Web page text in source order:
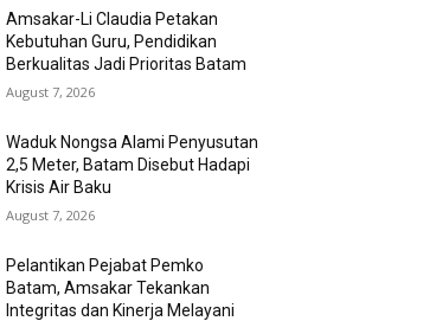
Amsakar-Li Claudia Petakan
Kebutuhan Guru, Pendidikan
Berkualitas Jadi Prioritas Batam
August 7, 2026
Waduk Nongsa Alami Penyusutan
2,5 Meter, Batam Disebut Hadapi
Krisis Air Baku
August 7, 2026
Pelantikan Pejabat Pemko
Batam, Amsakar Tekankan
Integritas dan Kinerja Melayani